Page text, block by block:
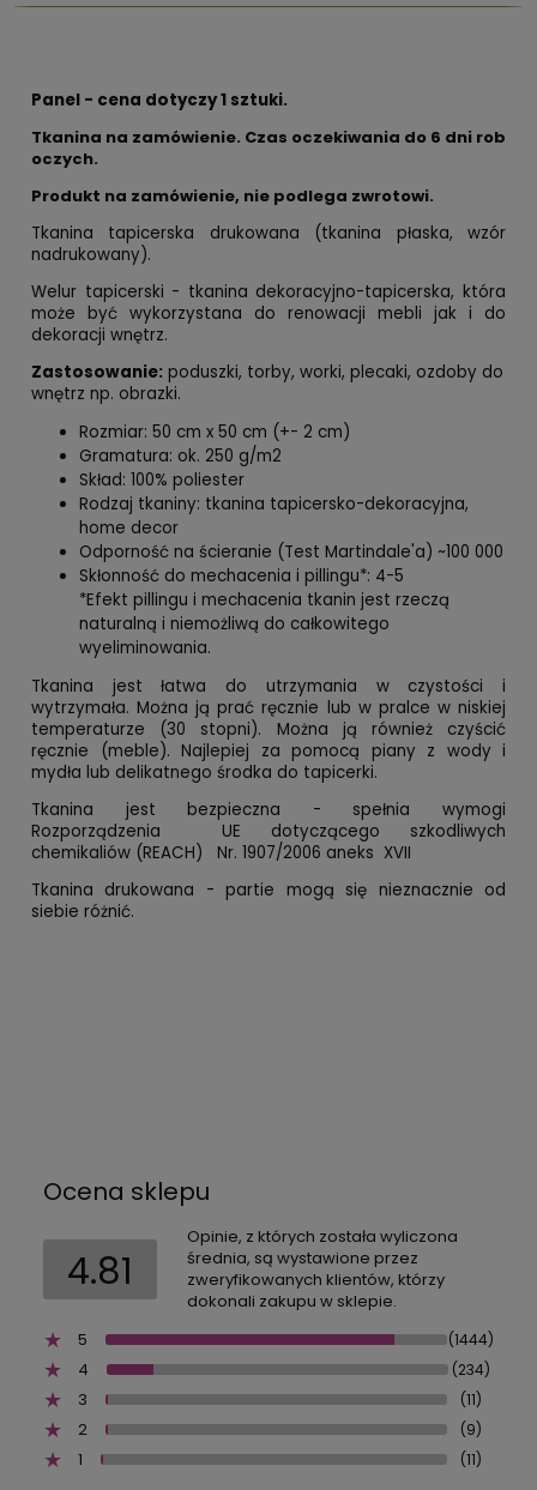
Panel - cena dotyczy 1 sztuki.
Tkanina na zamówienie. Czas oczekiwania do 6 dni rob
oczych.
Produkt na zamówienie, nie podlega zwrotowi.
Tkanina tapicerska drukowana (tkanina płaska, wzór
nadrukowany).
Welur tapicerski - tkanina dekoracyjno-tapicerska, która
może być wykorzystana do renowacji mebli jak i do
dekoracji wnętrz.
Zastosowanie: poduszki, torby, worki, plecaki, ozdoby do
wnętrz np. obrazki.
Rozmiar: 50 cm x 50 cm (+- 2 cm)
Gramatura: ok. 250 g/m2
Skład: 100% poliester
Rodzaj tkaniny: tkanina tapicersko-dekoracyjna,
home decor
Odporność na ścieranie (Test Martindale'a) ~100 000
Skłonność do mechacenia i pillingu*: 4-5
*Efekt pillingu i mechacenia tkanin jest rzeczą
naturalną i niemożliwą do całkowitego
wyeliminowania.
Tkanina jest łatwa do utrzymania w czystości i
wytrzymała. Można ją prać ręcznie lub w pralce w niskiej
temperaturze (30 stopni). Można ją również czyścić
ręcznie (meble). Najlepiej za pomocą piany z wody i
mydła lub delikatnego środka do tapicerki.
Tkanina jest bezpieczna - spełnia wymogi
Rozporządzenia UE dotyczącego szkodliwych
chemikaliów (REACH) Nr. 1907/2006 aneks XVII
Tkanina drukowana - partie mogą się nieznacznie od
siebie różnić.
Ocena sklepu
4.81
Opinie, z których została wyliczona
średnia, są wystawione przez
zweryfikowanych klientów, którzy
dokonali zakupu w sklepie.
5
(1444)
4 (234)
3 (11)
2 (9)
1 (11)